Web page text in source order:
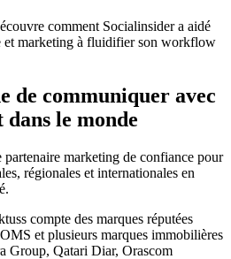
comment Socialinsider a aidé
et marketing à fluidifier son workflow
de communiquer avec
le monde
partenaire marketing de confiance pour
régionales et internationales en
compte des marques réputées
et plusieurs marques immobilières
Qatari Diar, Orascom